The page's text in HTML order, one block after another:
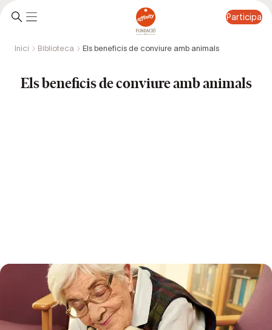
Participa
Inici Biblioteca Els beneficis de conviure amb animals
Els beneficis de conviure amb animals